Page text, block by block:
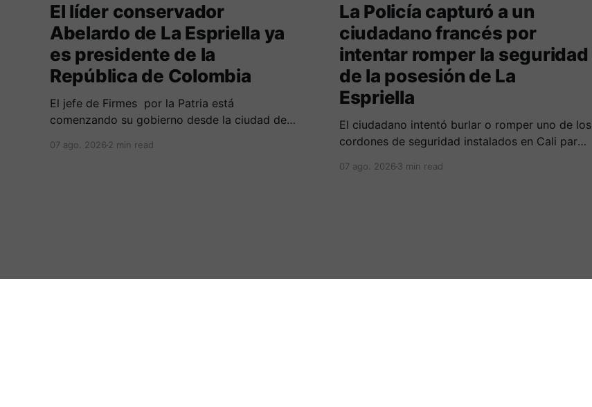
El líder conservador
Abelardo de La Espriella ya
es presidente de la
República de Colombia
El jefe de Firmes por la Patria está
comenzando su gobierno desde la ciudad de
de varios símbolos de gobiernos
07 ago. 2026 2 min read
La Policía capturó a un
ciudadano francés por
intentar romper la seguridad
de la posesión de La
Espriella
El ciudadano intentó burlar o romper uno de los
cordones de seguridad instalados en Cali para
de La Espriella.
07 ago. 20263 min read